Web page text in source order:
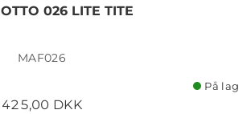
026 LITE TITE
MAF026
425,00 DKK
På lager